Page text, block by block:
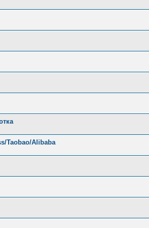
Taobao/Alibaba